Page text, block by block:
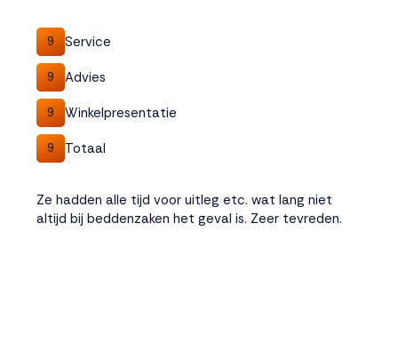
9 Service
9 Advies
9 Winkelpresentatie
9 Totaal
Ze hadden alle tijd voor uitleg etc. wat lang niet
altijd bij beddenzaken het geval is. Zeer tevreden.